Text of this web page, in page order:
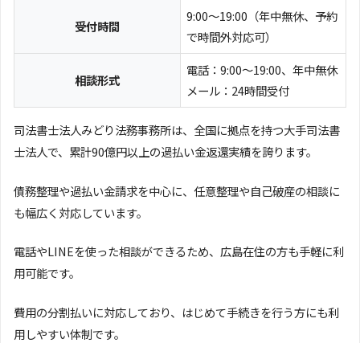
受付時間
9:00～19:00（年中無休、予約
で時間外対応可）
相談形式
電話：9:00～19:00、年中無休
メール：24時間受付
司法書士法人みどり法務事務所は、全国に拠点を持つ大手司法書
士法人で、累計90億円以上の過払い金返還実績を誇ります。
債務整理や過払い金請求を中心に、任意整理や自己破産の相談に
も幅広く対応しています。
電話やLINEを使った相談ができるため、広島在住の方も手軽に利
用可能です。
費用の分割払いに対応しており、はじめて手続きを行う方にも利
用しやすい体制です。